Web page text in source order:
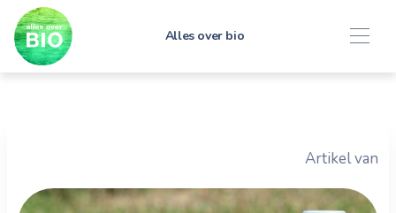
Alles over bio
Artikel van